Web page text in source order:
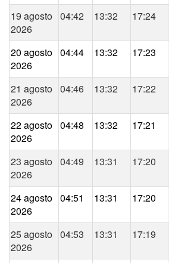
19 agosto
2026
04:42 13:32 17:24
20 agosto
2026
04:44 13:32 17:23
21 agosto
2026
04:46 13:32 17:22
22 agosto
2026
04:48 13:32 17:21
23 agosto
2026
04:49 13:31 17:20
24 agosto
2026
04:51 13:31 17:20
25 agosto
2026
04:53 13:31 17:19